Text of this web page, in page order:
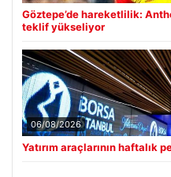
Göztepe’de hareketlilik:
teklif yükseliyor
06/08/2026
Yatırım araçlarının haftalık